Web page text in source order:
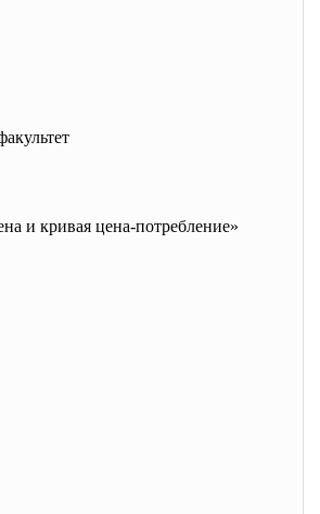
и кривая цена-потребление»